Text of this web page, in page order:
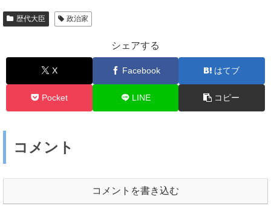
歴代大臣 政治家
シェアする
X Facebook はてブ
Pocket LINE コピー
コメント
コメントを書き込む